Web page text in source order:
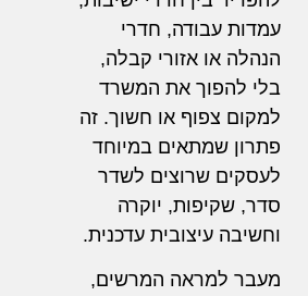
עמדות עבודה, חדרי
הנהלה או אזורי קבלה,
בלי להפוך את המשרד
למקום צפוף או חשוך. זה
פתרון שמתאים במיוחד
לעסקים שרוצים לשדר
סדר, שקיפות, יוקרה
וחשיבה עיצובית עדכנית.
מעבר למראה המרשים,